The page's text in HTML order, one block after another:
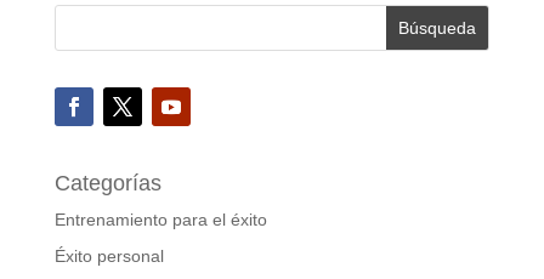
Categorías
Entrenamiento para el éxito
Éxito personal